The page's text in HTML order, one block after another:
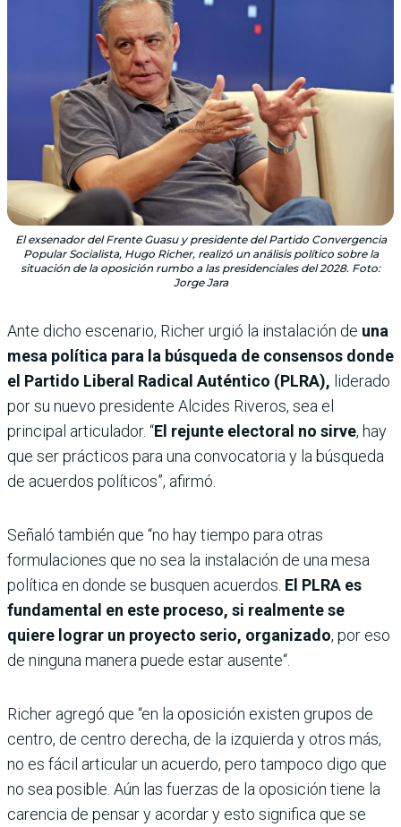
El exsenador del Frente Guasu y presidente del Partido Convergencia
Popular Socialista, Hugo Richer, realizó un análisis político sobre la
situación de la oposición rumbo a las presidenciales del 2028. Foto:
Jorge Jara
Ante dicho escenario, Richer urgió la instalación de una
mesa política para la búsqueda de consensos donde
el Partido Liberal Radical Auténtico (PLRA), liderado
por su nuevo presidente Alcides Riveros, sea el
principal articulador. “El rejunte electoral no sirve, hay
que ser prácticos para una convocatoria y la búsqueda
de acuerdos políticos”, afirmó.
Señaló también que “no hay tiempo para otras
formulaciones que no sea la instalación de una mesa
política en donde se busquen acuerdos. El PLRA es
fundamental en este proceso, si realmente se
quiere lograr un proyecto serio, organizado, por eso
de ninguna manera puede estar ausente“.
Richer agregó que “en la oposición existen grupos de
centro, de centro derecha, de la izquierda y otros más,
no es fácil articular un acuerdo, pero tampoco digo que
no sea posible. Aún las fuerzas de la oposición tiene la
carencia de pensar y acordar y esto significa que se